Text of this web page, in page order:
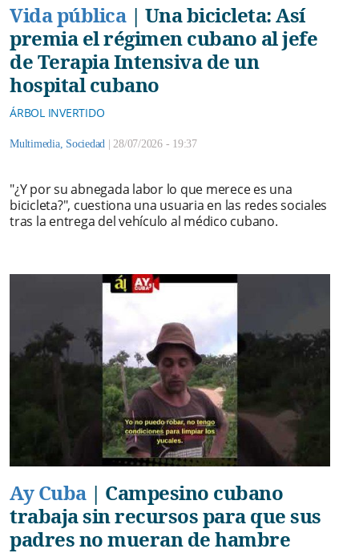
Vida pública| Una bicicleta: Así
premia el régimen cubano al jefe
de Terapia Intensiva de un
hospital cubano
ÁRBOL INVERTIDO
Multimedia, Sociedad | 28/07/2026 - 19:37
"¿Y por su abnegada labor lo que merece es una
bicicleta?", cuestiona una usuaria en las redes sociales
tras la entrega del vehículo al médico cubano.
Ay Cuba| Campesino cubano
trabaja sin recursos para que sus
padres no mueran de hambre